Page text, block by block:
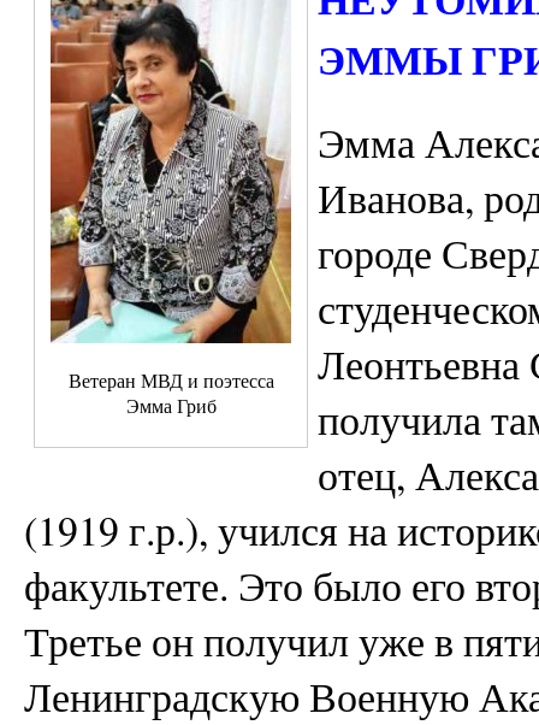
Ветеран МВД и поэтесса
Эмма Гриб
ЭММЫ
Эмма
Иванова,
городе
Леонтьевна
получила
отец,
(1919 г.р.), учился на
факультете. Это было его
Третье он получил уже в
Ленинградскую Военную